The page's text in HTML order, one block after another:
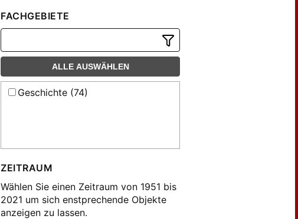
FACHGEBIETE
ALLE AUSWÄHLEN
Geschichte (74)
ZEITRAUM
Wählen Sie einen Zeitraum von 1951 bis
2021 um sich enstprechende Objekte
anzeigen zu lassen.